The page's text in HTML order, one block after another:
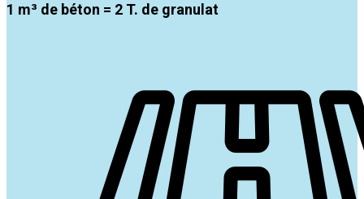
1 m³ de béton = 2 T. de granulat